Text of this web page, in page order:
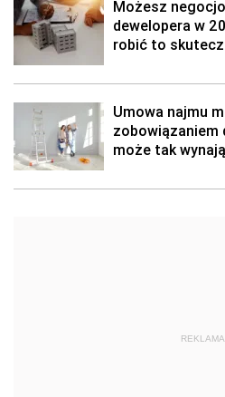
Możesz
dewelopera w
robić to
Umowa najmu
zobowiązaniem
może tak
REKLAMA